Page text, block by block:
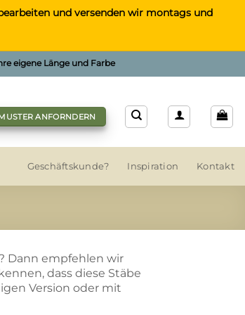
und versenden wir montags und
eigene Länge und Farbe
ANFORNDERN
Geschäftskunde? Inspiration Kontakt
Dann empfehlen wir
dass diese Stäbe
Version oder mit